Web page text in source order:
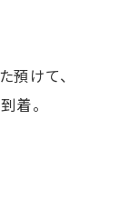
預けて、
着。